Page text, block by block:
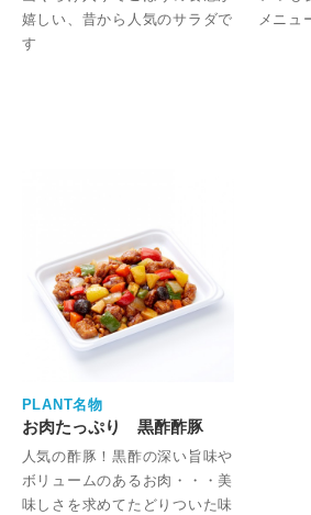
嬉しい、昔から人気のサラダで
す
メニュ
PLANT名物
お肉たっぷり 黒酢酢豚
人気の酢豚！黒酢の深い旨味や
ボリュームのあるお肉・・・美
味しさを求めてたどりついた味